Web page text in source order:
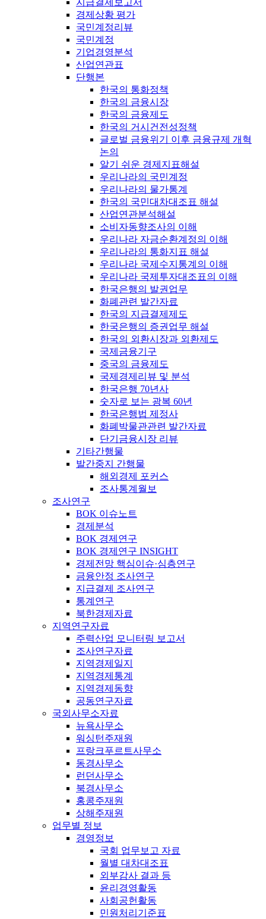
지급결제보고서
경제상황 평가
국민계정리뷰
국민계정
기업경영분석
산업연관표
단행본
한국의 통화정책
한국의 금융시장
한국의 금융제도
한국의 거시건전성정책
글로벌 금융위기 이후 금융규제 개혁
논의
알기 쉬운 경제지표해설
우리나라의 국민계정
우리나라의 물가통계
한국의 국민대차대조표 해설
산업연관분석해설
소비자동향조사의 이해
우리나라 자금순환계정의 이해
우리나라의 통화지표 해설
우리나라 국제수지통계의 이해
우리나라 국제투자대조표의 이해
한국은행의 발권업무
화폐관련 발간자료
한국의 지급결제제도
한국은행의 증권업무 해설
한국의 외환시장과 외환제도
국제금융기구
중국의 금융제도
국제경제리뷰 및 분석
한국은행 70년사
숫자로 보는 광복 60년
한국은행법 제정사
화폐박물관관련 발간자료
단기금융시장 리뷰
기타간행물
발간중지 간행물
해외경제 포커스
조사통계월보
조사연구
BOK 이슈노트
경제분석
BOK 경제연구
BOK 경제연구 INSIGHT
경제전망 핵심이슈·심층연구
금융안정 조사연구
지급결제 조사연구
통계연구
북한경제자료
지역연구자료
주력산업 모니터링 보고서
조사연구자료
지역경제일지
지역경제통계
지역경제동향
공동연구자료
국외사무소자료
뉴욕사무소
워싱턴주재원
프랑크푸르트사무소
동경사무소
런던사무소
북경사무소
홍콩주재원
상해주재원
업무별 정보
경영정보
국회 업무보고 자료
월별 대차대조표
외부감사 결과 등
윤리경영활동
사회공헌활동
민원처리기준표